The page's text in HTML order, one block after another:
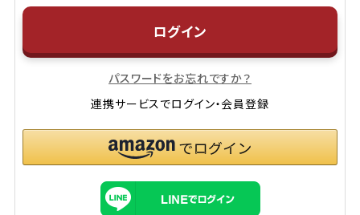
ログイン
パスワードをお忘れですか？
連携サービスでログイン・会員登録